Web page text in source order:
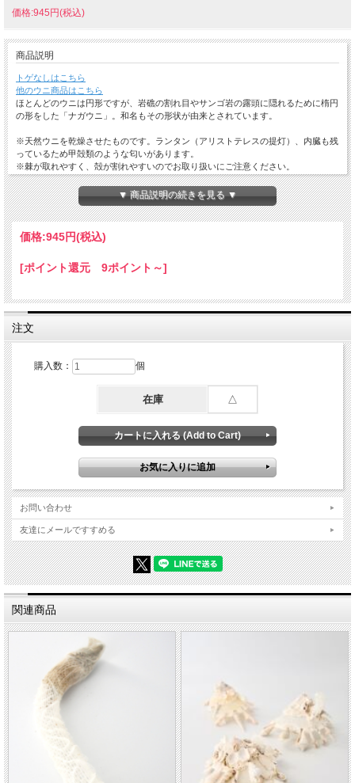
価格:945円(税込)
商品説明
トゲなしはこちら
他のウニ商品はこちら
ほとんどのウニは円形ですが、岩礁の割れ目やサンゴ岩の露頭に隠れるために楕円
の形をした「ナガウニ」。和名もその形状が由来とされています。
※天然ウニを乾燥させたものです。ランタン（アリストテレスの提灯）、内臓も残
っているため甲殻類のような匂いがあります。
※棘が取れやすく、殻が割れやすいのでお取り扱いにご注意ください。
※天然素材のため同じ形状、色味の物はありません。
※模様や色味については当店のお任せになります。
☆ひとことメモ☆ ナガウニ科 和名：ナガウニ 英名：Rock Boring Urchin学名：
Echinometra 生息地；インド・西太平洋
▼ 商品説明の続きを見る ▼
価格:945円(税込)
[ポイント還元 9ポイント～]
注文
購入数： 個
在庫 △
お問い合わせ
友達にメールですすめる
関連商品